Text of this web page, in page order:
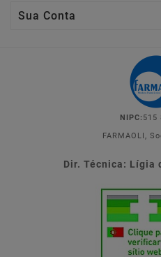
Sua Conta
NIPC: 515
FARMAOLI,
Dir. Técnica: Lígia